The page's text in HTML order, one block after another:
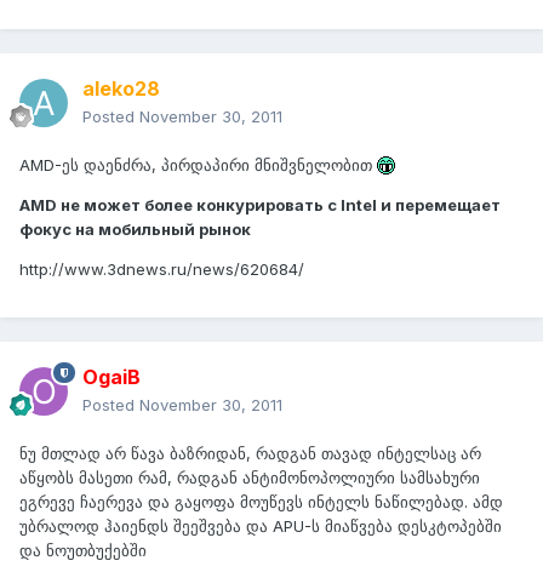
aleko28
Posted November 30, 2011
AMD-ეს დაენძრა, პირდაპირი მნიშვნელობით
AMD не может более конкурировать с Intel и перемещает
фокус на мобильный рынок
http://www.3dnews.ru/news/620684/
OgaiB
Posted November 30, 2011
ნუ მთლად არ წავა ბაზრიდან, რადგან თავად ინტელსაც არ
აწყობს მასეთი რამ, რადგან ანტიმონოპოლიური სამსახური
ეგრევე ჩაერევა და გაყოფა მოუწევს ინტელს ნაწილებად. ამდ
უბრალოდ ჰაიენდს შეეშვება და APU-ს მიაწვება დესკტოპებში
და ნოუთბუქებში